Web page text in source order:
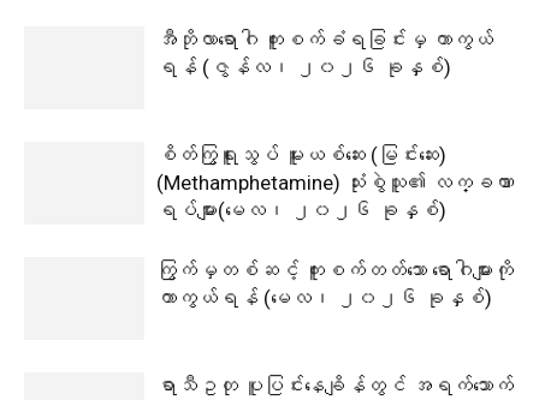
အီဘိုလာရောဂါ ကူးစက်ခံရခြင်းမှ ကာကွယ်
ရန် (ဇွန်လ၊ ၂၀၂၆ ခုနှစ်)
စိတ်ကြွရူးသွပ် မူးယစ်ဆေး (မြင်းဆေး)
(Methamphetamine) သုံးစွဲသူ၏ လက္ခဏာ
ရပ်များ(မေလ၊ ၂၀၂၆ ခုနှစ်)
ကြွက်မှတစ်ဆင့် ကူးစက်တတ်သော ရောဂါများကို
ကာကွယ်ရန် (မေလ၊ ၂၀၂၆ ခုနှစ်)
ရာသီဥတု ပူပြင်းနေချိန်တွင် အရက်သောက်